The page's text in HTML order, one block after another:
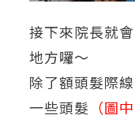
接下來院長就
地方囉～
除了額頭髮際
一些頭髮 （圖